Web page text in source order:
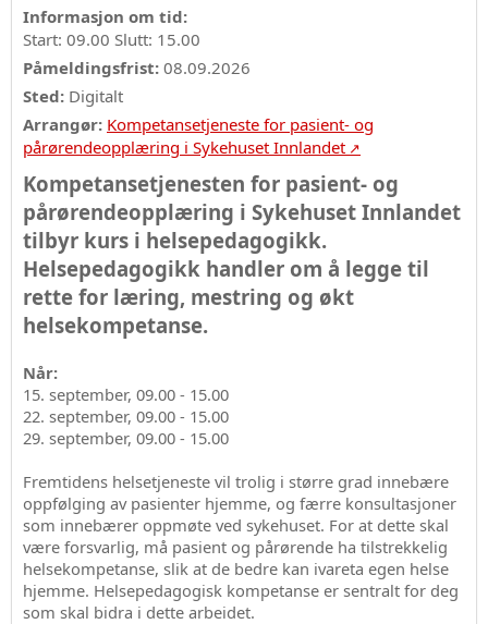
Informasjon om tid:
Start: 09.00 Slutt: 15.00
Påmeldingsfrist: 08.09.2026
Sted: Digitalt
Arrangør: Kompetansetjeneste for pasient- og
pårørendeopplæring i Sykehuset Innlandet
Kompetansetjenesten for pasient- og
pårørendeopplæring i Sykehuset Innlandet
tilbyr kurs i helsepedagogikk.
Helsepedagogikk handler om å legge til
rette for læring, mestring og økt
helsekompetanse.
Når:
15. september, 09.00 - 15.00
22. september, 09.00 - 15.00
29. september, 09.00 - 15.00
Fremtidens helsetjeneste vil trolig i større grad innebære
oppfølging av pasienter hjemme, og færre konsultasjoner
som innebærer oppmøte ved sykehuset. For at dette skal
være forsvarlig, må pasient og pårørende ha tilstrekkelig
helsekompetanse, slik at de bedre kan ivareta egen helse
hjemme. Helsepedagogisk kompetanse er sentralt for deg
som skal bidra i dette arbeidet.